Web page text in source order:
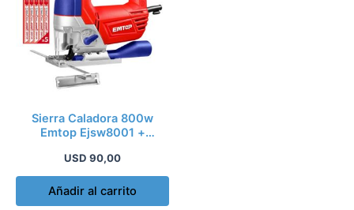
Sierra Caladora 800w
Emtop Ejsw8001 +
USD 90,00
Añadir al carrito